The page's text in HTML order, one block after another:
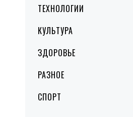
ТЕХНОЛОГИИ
КУЛЬТУРА
ЗДОРОВЬЕ
РАЗНОЕ
СПОРТ